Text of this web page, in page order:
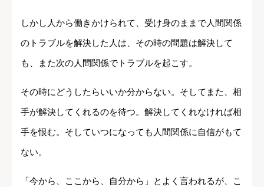
しかし人から働きかけられて、受け身のままで人間関係
のトラブルを解決した人は、その時の問題は解決して
も、また次の人間関係でトラブルを起こす。
その時にどうしたらいいか分からない。そしてまた、相
手が解決してくれるのを待つ。解決してくれなければ相
手を恨む。そしていつになっても人間関係に自信がもて
ない。
「今から、ここから、自分から」とよく言われるが、こ